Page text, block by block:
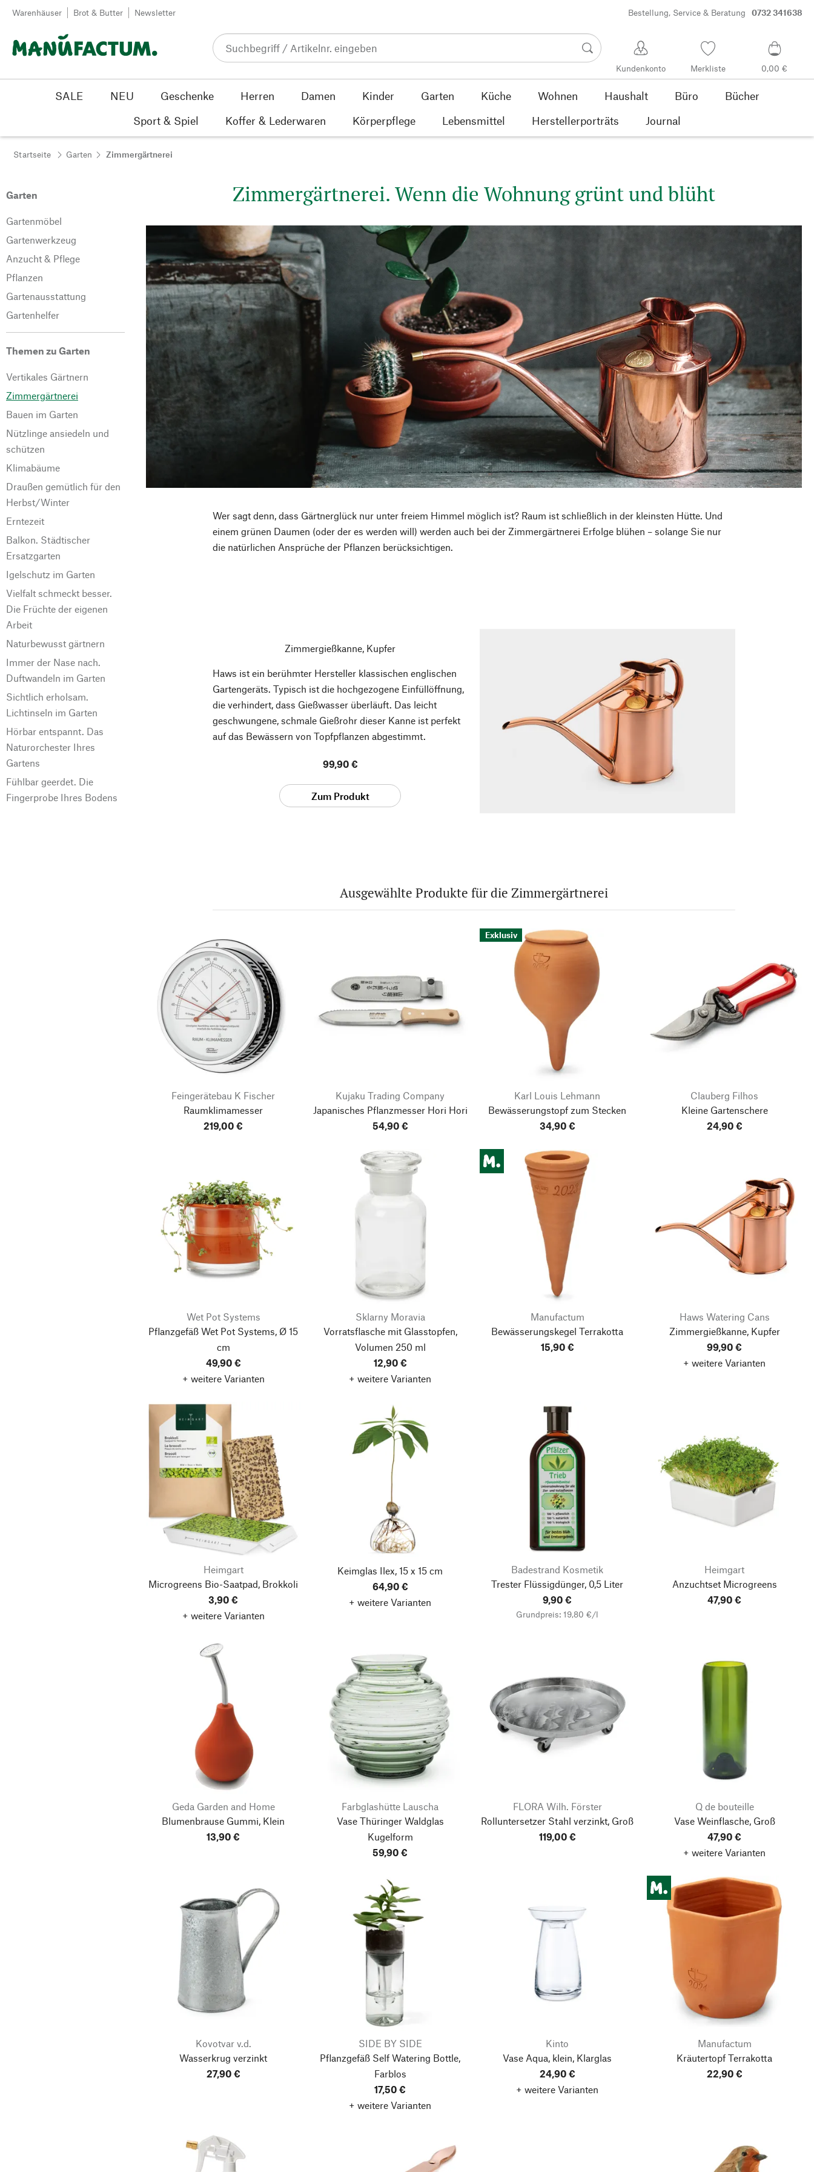
Zum Inhalt springen
Warenhäuser Brot & Butter Newsletter Bestellung, Service & Beratung 0732 341638
Kundenkonto Merkliste 0,00 €
SALE NEU Geschenke Herren Damen Kinder Garten Küche Wohnen Haushalt Büro
Bücher
Sport & Spiel
Koffer & Lederwaren Körperpflege Lebensmittel Herstellerporträts Journal
Startseite Garten Zimmergärtnerei
Garten
Gartenmöbel
Gartenwerkzeug
Anzucht & Pflege
Pflanzen
Gartenausstattung
Gartenhelfer
Themen zu Garten
Vertikales Gärtnern
Zimmergärtnerei
Bauen im Garten
Nützlinge ansiedeln und
schützen
Klimabäume
Draußen gemütlich für den
Herbst/Winter
Erntezeit
Balkon. Städtischer
Ersatzgarten
Igelschutz im Garten
Vielfalt schmeckt besser.
Die Früchte der eigenen
Arbeit
Naturbewusst gärtnern
Immer der Nase nach.
Duftwandeln im Garten
Sichtlich erholsam.
Lichtinseln im Garten
Hörbar entspannt. Das
Naturorchester Ihres
Gartens
Fühlbar geerdet. Die
Fingerprobe Ihres Bodens
Zimmergärtnerei. Wenn die Wohnung grünt und blüht
Wer sagt denn, dass Gärtnerglück nur unter freiem Himmel möglich ist? Raum ist schließlich in der kleinsten Hütte. Und
einem grünen Daumen (oder der es werden will) werden auch bei der Zimmergärtnerei Erfolge blühen – solange Sie nur
die natürlichen Ansprüche der Pflanzen berücksichtigen.
Zimmergießkanne, Kupfer
Haws ist ein berühmter Hersteller klassischen englischen
Gartengeräts. Typisch ist die hochgezogene Einfüllöffnung,
die verhindert, dass Gießwasser überläuft. Das leicht
geschwungene, schmale Gießrohr dieser Kanne ist perfekt
auf das Bewässern von Topfpflanzen abgestimmt.
99,90 €
Zum Produkt
Ausgewählte Produkte für die Zimmergärtnerei
Feingerätebau K Fischer
Raumklimamesser
219,00 €
Kujaku Trading Company
Japanisches Pflanzmesser Hori Hori
54,90 €
Exklusiv
Karl Louis Lehmann
Bewässerungstopf zum Stecken
34,90 €
Clauberg Filhos
Kleine Gartenschere
24,90 €
Wet Pot Systems
Pflanzgefäß Wet Pot Systems, Ø 15
cm
49,90 €
+ weitere Varianten
Sklarny Moravia
Vorratsflasche mit Glasstopfen,
Volumen 250 ml
12,90 €
+ weitere Varianten
Manufactum
Bewässerungskegel Terrakotta
15,90 €
Haws Watering Cans
Zimmergießkanne, Kupfer
99,90 €
+ weitere Varianten
Heimgart
Microgreens Bio-Saatpad, Brokkoli
3,90 €
+ weitere Varianten
Keimglas Ilex, 15 x 15 cm
64,90 €
+ weitere Varianten
Badestrand Kosmetik
Trester Flüssigdünger, 0,5 Liter
9,90 €
Grundpreis: 19,80 €/l
Heimgart
Anzuchtset Microgreens
47,90 €
Geda Garden and Home
Blumenbrause Gummi, Klein
13,90 €
Farbglashütte Lauscha
Vase Thüringer Waldglas
Kugelform
59,90 €
FLORA Wilh. Förster
Rolluntersetzer Stahl verzinkt, Groß
119,00 €
Q de bouteille
Vase Weinflasche, Groß
47,90 €
+ weitere Varianten
Kovotvar v.d.
Wasserkrug verzinkt
27,90 €
SIDE BY SIDE
Pflanzgefäß Self Watering Bottle,
Farblos
17,50 €
+ weitere Varianten
Kinto
Vase Aqua, klein, Klarglas
24,90 €
+ weitere Varianten
Manufactum
Kräutertopf Terrakotta
22,90 €